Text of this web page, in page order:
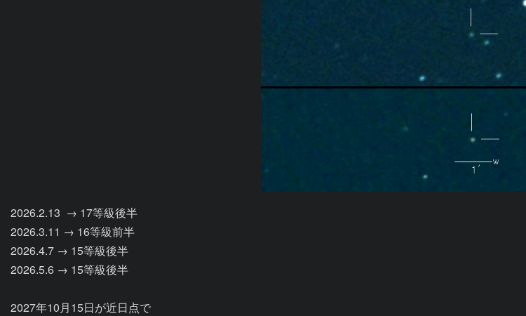
2026.2.13  → 17等級後半
2026.3.11 → 16等級前半
2026.4.7 → 15等級後半
2026.5.6 → 15等級後半
2027年10月15日が近日点で